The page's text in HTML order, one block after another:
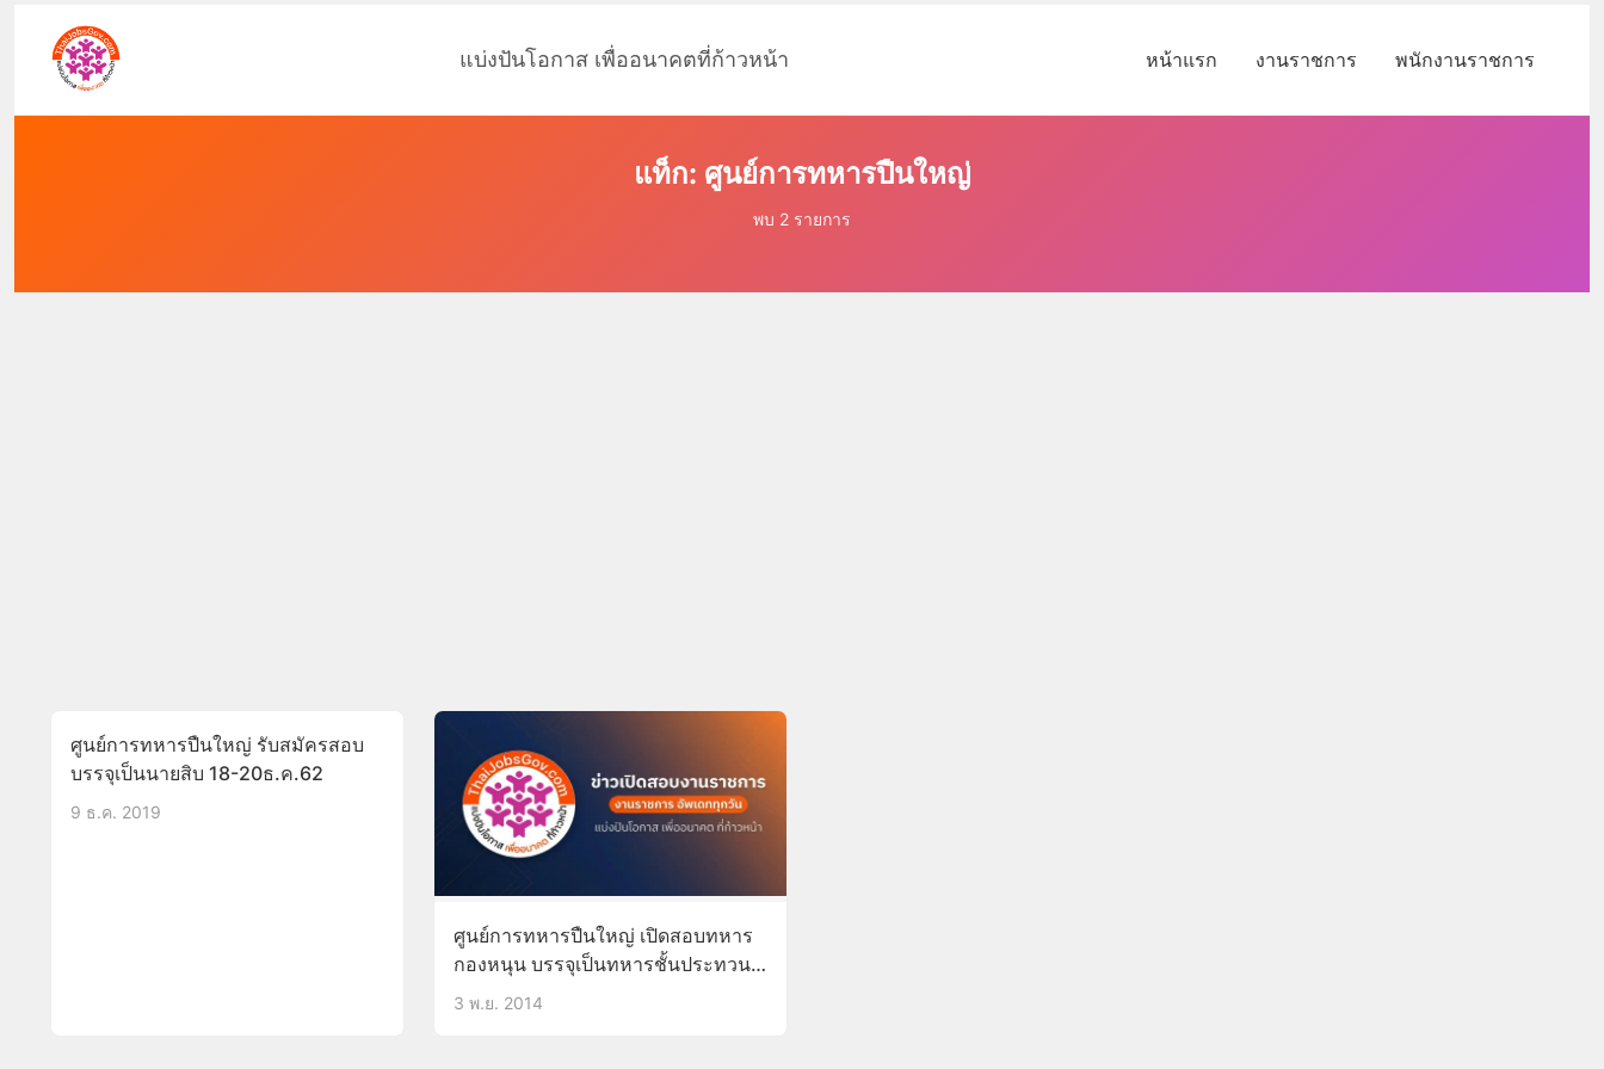
แบ่งปันโอกาส เพื่ออนาคตที่ก้าวหน้า หน้าแรก งานราชการ พนักงานราชการ
แท็ก: ศูนย์การทหารปืนใหญ่
พบ 2 รายการ
ศูนย์การทหารปืนใหญ่ รับสมัครสอบ
บรรจุเป็นนายสิบ 18-20ธ.ค.62
9 ธ.ค. 2019
ศูนย์การทหารปืนใหญ่ เปิดสอบทหาร
กองหนุน บรรจุเป็นทหารชั้นประทวน
120 อัตรา
3 พ.ย. 2014